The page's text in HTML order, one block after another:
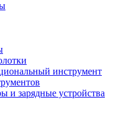
инструмент
и зарядные устройства